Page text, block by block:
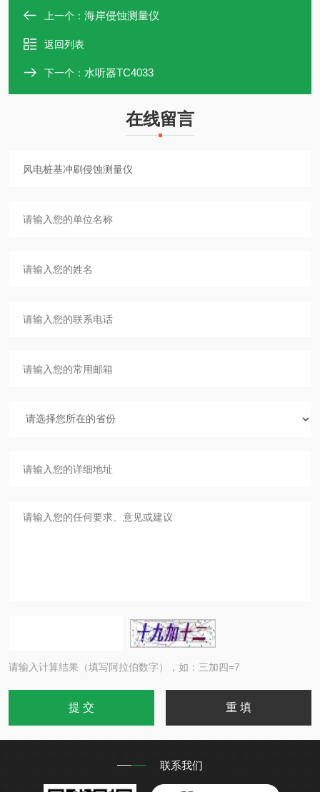
上一个： 海岸侵蚀测量仪
返回列表
下一个： 水听器TC4033
在线留言
请输入计算结果（填写阿拉伯数字），如：三加四=7
联系我们